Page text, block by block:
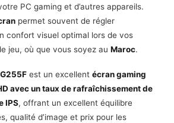
PC gaming et d’autres appareils.
permet souvent de régler
confort visuel optimal lors de vos
jeu, où que vous soyez au Maroc.
est un excellent écran gaming
avec un taux de rafraîchissement de
IPS, offrant un excellent équilibre
qualité d’image et prix pour les